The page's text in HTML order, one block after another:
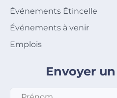
Événements Étincelle
Événements à venir
Emplois
Envoyer
Prénom